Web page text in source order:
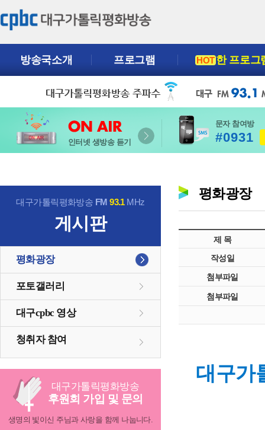
방송국소개 프로그램 HOT한 프로그
인터넷 생방송 듣기
문자 참여방
#0931
대구가톨릭평화방송 FM93.1MHz
게시판
평화광장
포토갤러리
대구cpbc 영상
청취자 참여
대구가톨릭평화방송
후원회 가입 및 문의
생명의 빛이신 주님과 사랑을 함께 나눕니다.
평화광장
제 목
작성일
첨부파일
첨부파일
대구가